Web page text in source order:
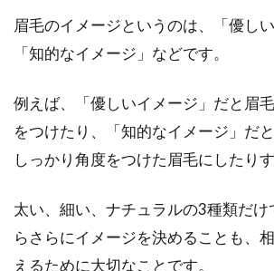
眉毛のイメージというのは、「優しい
「知的なイメージ」などです。
例えば、「優しいイメージ」だと眉
をつけたり、「知的なイメージ」だ
しっかり角度をつけた眉毛にしたりす
太い、細い、ナチュラルの3種類だ
らさらにイメージを決めることも、
えるために大切なことです。